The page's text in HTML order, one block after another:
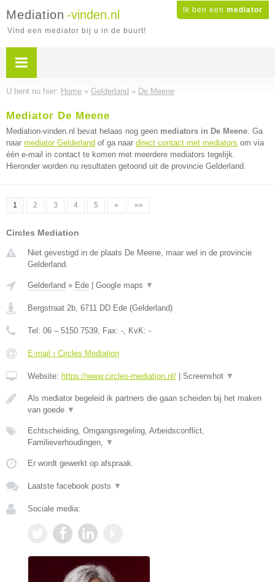
Ik ben een mediator
Mediation -vinden.nl
Vind een mediator bij u in de buurt!
U bent nu hier: Home » Gelderland » De Meene
Mediator De Meene
Mediation-vinden.nl bevat helaas nog geen mediators in De Meene. Ga
naar mediator Gelderland of ga naar direct contact met mediators om via
één e-mail in contact te komen met meerdere mediators tegelijk.
Hieronder worden nu resultaten getoond uit de provincie Gelderland.
1 2 3 4 5 » »»
Circles Mediation
Niet gevestigd in de plaats De Meene, maar wel in de provincie
Gelderland.
Gelderland » Ede Google maps ▼
Bergstraat 2b, 6711 DD Ede (Gelderland)
Tel: 06 – 5150 7539, Fax: -, KvK: -
E-mail › Circles Mediation
Website: https://www.circles-mediation.nl/ Screenshot ▼
Als mediator begeleid ik partners die gaan scheiden bij het maken
van goede ▼
Echtscheiding, Omgangsregeling, Arbeidsconflict,
Familieverhoudingen, ▼
Er wordt gewerkt op afspraak.
Laatste facebook posts ▼
Sociale media: